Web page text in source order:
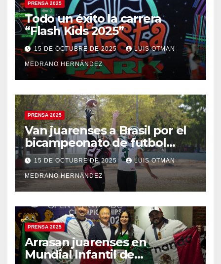
PRENSA 2025
Todo un éxito la carrera
“Flash Kids 2025”
15 DE OCTUBRE DE 2025 LUIS OTMAN
MEDRANO HERNÁNDEZ
PRENSA 2025
Van juarenses a Brasil por el
bicampeonato de futbol
americano
15 DE OCTUBRE DE 2025 LUIS OTMAN
MEDRANO HERNÁNDEZ
PRENSA 2025
Arrasan juarenses en
Mundial Infantil de